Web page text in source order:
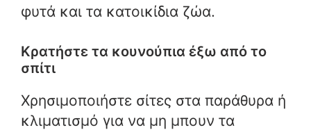
φυτά και τα κατοικίδια ζώα.
Κρατήστε τα κουνούπια έξω από το
σπίτι
Χρησιμοποιήστε σίτες στα παράθυρα ή
κλιματισμό για να μη μπουν τα